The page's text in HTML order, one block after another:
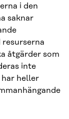
i den
saknar
åtgärder som
inte
heller